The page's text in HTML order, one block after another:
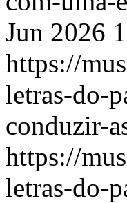
Jun 2026
https://
letras-do-
conduzir-
https://
letras-do-